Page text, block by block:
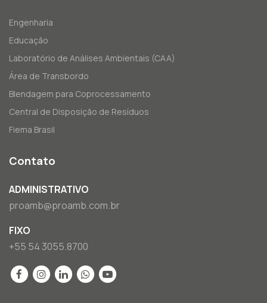
Engenharia
Educação
Laboratório de Análises Ambientais (CAA)
Área de Transbordo
Blendagem para Coprocessamento
Central de Disposição de Resíduos
Fiema Brasil
Contato
ADMINISTRATIVO
proamb@proamb.com.br
FIXO
+55 54 3055.8700